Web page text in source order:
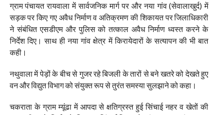
ग्राम पंचायत रायवाला में सार्वजनिक मार्ग पर और नया गांव (सेवालाखुर्द) में
सड़क पर किए गए अवैध निर्माण व अतिक्रमण की शिकायत पर जिलाधिकारी
ने संबंधित एसडीएम और पुलिस को तत्काल अवैध निर्माण ध्वस्त करने के
निर्देश दिए। साथ ही नया गांव क्षेत्र में किरायेदारों के सत्यापन की भी बात
कही।
नथुवाला में पेड़ों के बीच से गुजर रहे बिजली के तारों से बने खतरे को देखते हुए
वन और विद्युत विभाग को संयुक्त रूप से तुरंत समस्या सुलझाने को कहा।
चकराता के ग्राम म्यूंढा में आपदा से क्षतिग्रस्त हुई सिंचाई नहर व खेतों की